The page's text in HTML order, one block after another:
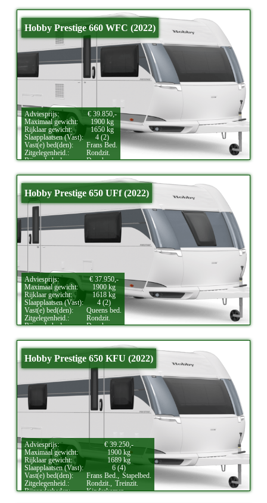
Hobby Prestige 660 WFC (2022)
Adviesprijs:
€ 39.850,-
Maximaal gewicht:
1900 kg
Rijklaar gewicht:
1650 kg
Slaapplaatsen (Vast):
4 (2)
Vast(e) bed(den):
Frans Bed.
Zitgelegenheid.:
Rondzit.
Bijzonderheden:
Douche.
Hobby Prestige 650 UFf (2022)
Adviesprijs:
€ 37.950,-
Maximaal gewicht:
1900 kg
Rijklaar gewicht:
1618 kg
Slaapplaatsen (Vast):
4 (2)
Vast(e) bed(den):
Queens bed.
Zitgelegenheid.:
Rondzit.
Bijzonderheden:
Douche.
Hobby Prestige 650 KFU (2022)
Adviesprijs:
€ 39.250,-
Maximaal gewicht:
1900 kg
Rijklaar gewicht:
1689 kg
Slaapplaatsen (Vast):
6 (4)
Vast(e) bed(den):
Frans Bed., Stapelbed.
Zitgelegenheid.:
Rondzit., Treinzit.
Bijzonderheden:
Kinderkamer.